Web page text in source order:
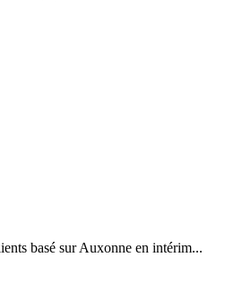
basé sur Auxonne en intérim...